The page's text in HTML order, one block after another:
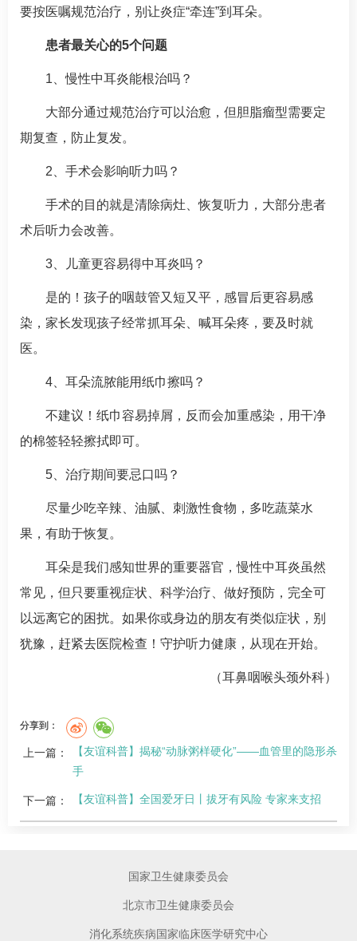
要按医嘱规范治疗，别让炎症“牵连”到耳朵。
患者最关心的5个问题
1、慢性中耳炎能根治吗？
大部分通过规范治疗可以治愈，但胆脂瘤型需要定
期复查，防止复发。
2、手术会影响听力吗？
手术的目的就是清除病灶、恢复听力，大部分患者
术后听力会改善。
3、儿童更容易得中耳炎吗？
是的！孩子的咽鼓管又短又平，感冒后更容易感
染，家长发现孩子经常抓耳朵、喊耳朵疼，要及时就
医。
4、耳朵流脓能用纸巾擦吗？
不建议！纸巾容易掉屑，反而会加重感染，用干净
的棉签轻轻擦拭即可。
5、治疗期间要忌口吗？
尽量少吃辛辣、油腻、刺激性食物，多吃蔬菜水
果，有助于恢复。
耳朵是我们感知世界的重要器官，慢性中耳炎虽然
常见，但只要重视症状、科学治疗、做好预防，完全可
以远离它的困扰。如果你或身边的朋友有类似症状，别
犹豫，赶紧去医院检查！守护听力健康，从现在开始。
（耳鼻咽喉头颈外科）
分享到：
上一篇：
【友谊科普】揭秘“动脉粥样硬化”——血管里的隐形杀
手
下一篇： 【友谊科普】全国爱牙日丨拔牙有风险 专家来支招
国家卫生健康委员会
北京市卫生健康委员会
消化系统疾病国家临床医学研究中心